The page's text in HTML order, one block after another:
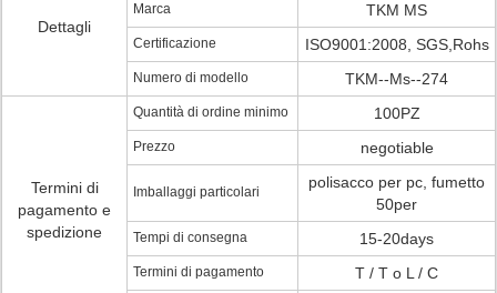
Dettagli
Marca TKM MS
Certificazione ISO9001:2008, SGS,Rohs
Numero di modello TKM--Ms--274
Termini di
pagamento e
spedizione
Quantità di ordine minimo 100PZ
Prezzo negotiable
Imballaggi particolari
polisacco per pc, fumetto
50per
Tempi di consegna 15-20days
Termini di pagamento T / T o L / C